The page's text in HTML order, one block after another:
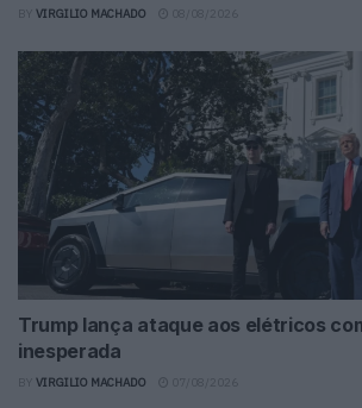
VIRGILIO MACHADO
Trump lança ataque aos elétricos
inesperada
VIRGILIO MACHADO